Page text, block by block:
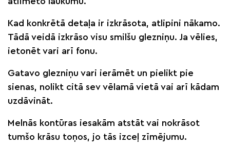
Kad konkrētā detaļa ir izkrāsota, atlipini nākamo.
Tādā veidā izkrāso visu smilšu glezniņu. Ja vēlies,
ietonēt vari arī fonu.
Gatavo glezniņu vari ierāmēt un pielikt pie
sienas, nolikt citā sev vēlamā vietā vai arī kādam
uzdāvināt.
Melnās kontūras iesakām atstāt vai nokrāsot
tumšo krāsu toņos, jo tās izceļ zīmējumu.